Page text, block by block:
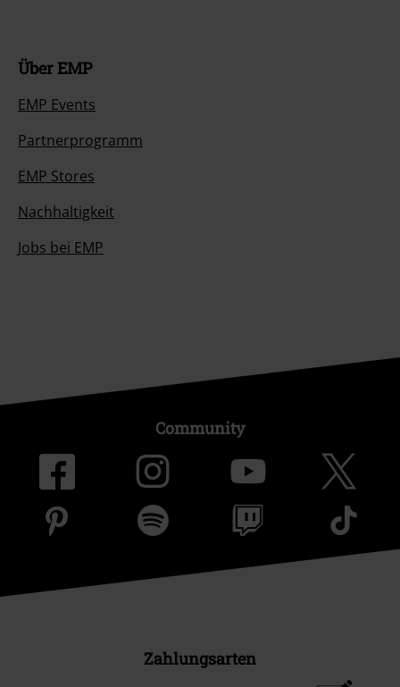
Über EMP
EMP Events
Partnerprogramm
EMP Stores
Nachhaltigkeit
Jobs bei EMP
Community
Zahlungsarten